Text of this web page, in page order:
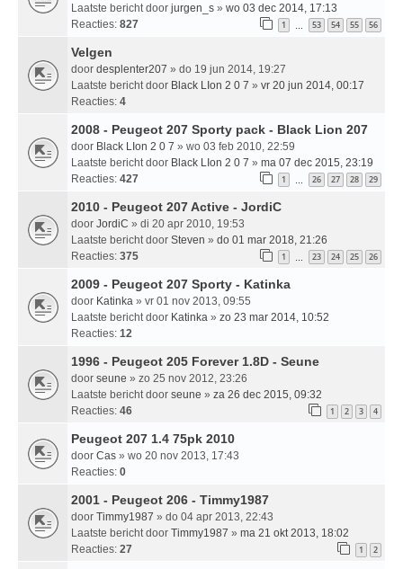
Laatste bericht door jurgen_s » wo 03 dec 2014, 17:13
Reacties: 827 1 … 53 54 55 56
Velgen
door desplenter207 » do 19 jun 2014, 19:27
Laatste bericht door Black LIon 2 0 7 » vr 20 jun 2014, 00:17
Reacties: 4
2008 - Peugeot 207 Sporty pack - Black Lion 207
door Black LIon 2 0 7 » wo 03 feb 2010, 22:59
Laatste bericht door Black LIon 2 0 7 » ma 07 dec 2015, 23:19
Reacties: 427 1 … 26 27 28 29
2010 - Peugeot 207 Active - JordiC
door JordiC » di 20 apr 2010, 19:53
Laatste bericht door Steven » do 01 mar 2018, 21:26
Reacties: 375 1 … 23 24 25 26
2009 - Peugeot 207 Sporty - Katinka
door Katinka » vr 01 nov 2013, 09:55
Laatste bericht door Katinka » zo 23 mar 2014, 10:52
Reacties: 12
1996 - Peugeot 205 Forever 1.8D - Seune
door seune » zo 25 nov 2012, 23:26
Laatste bericht door seune » za 26 dec 2015, 09:32
Reacties: 46 1 2 3 4
Peugeot 207 1.4 75pk 2010
door Cas » wo 20 nov 2013, 17:43
Reacties: 0
2001 - Peugeot 206 - Timmy1987
door Timmy1987 » do 04 apr 2013, 22:43
Laatste bericht door Timmy1987 » ma 21 okt 2013, 18:02
Reacties: 27 1 2